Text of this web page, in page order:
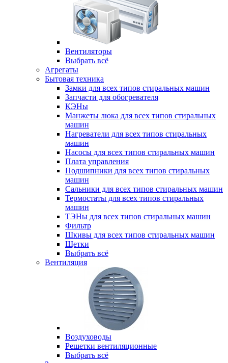
Вентиляторы
Выбрать всё
Агрегаты
Бытовая техника
Замки для всех типов стиральных машин
Запчасти для обогревателя
КЭНы
Манжеты люка для всех типов стиральных
машин
Нагреватели для всех типов стиральных
машин
Насосы для всех типов стиральных машин
Плата управления
Подшипники для всех типов стиральных
машин
Сальники для всех типов стиральных машин
Термостаты для всех типов стиральных
машин
ТЭНы для всех типов стиральных машин
Фильтр
Шкивы для всех типов стиральных машин
Щетки
Выбрать всё
Вентиляция
Воздуховоды
Решетки вентиляционные
Выбрать всё